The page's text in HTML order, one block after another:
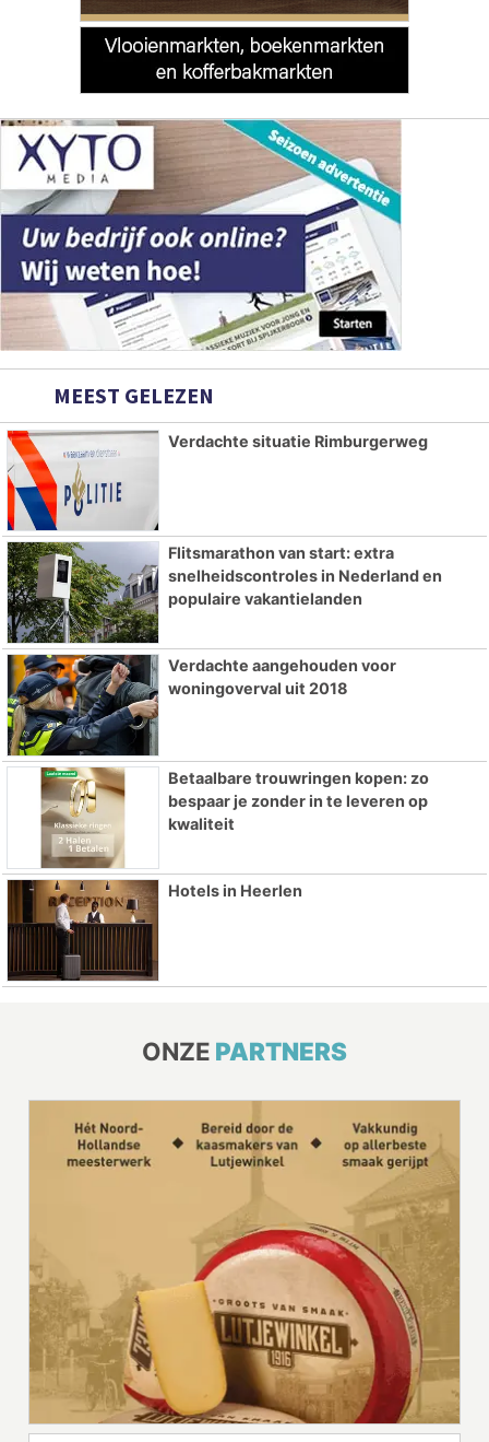
MEEST GELEZEN
Verdachte situatie Rimburgerweg
Flitsmarathon van start: extra
snelheidscontroles in Nederland en
populaire vakantielanden
Verdachte aangehouden voor
woningoverval uit 2018
Betaalbare trouwringen kopen: zo
bespaar je zonder in te leveren op
kwaliteit
Hotels in Heerlen
ONZE PARTNERS